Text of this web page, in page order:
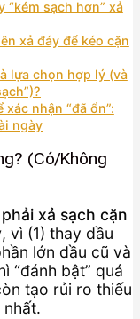
“kém sạch hơn” xả
xả đáy để kéo cặn
lựa chọn hợp lý (và
nhận “đã ổn”:
ngày
(Có/Không
xả sạch cặn
, vì (1) thay dầu
lớn dầu cũ và
“đánh bật” quá
tạo rủi ro thiếu